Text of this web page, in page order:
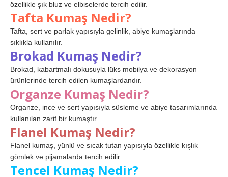
özellikle şık bluz ve elbiselerde tercih edilir.
Tafta Kumaş Nedir?
Tafta, sert ve parlak yapısıyla gelinlik, abiye kumaşlarında
sıklıkla kullanılır.
Brokad Kumaş Nedir?
Brokad, kabartmalı dokusuyla lüks mobilya ve dekorasyon
ürünlerinde tercih edilen kumaşlardandır.
Organze Kumaş Nedir?
Organze, ince ve sert yapısıyla süsleme ve abiye tasarımlarında
kullanılan zarif bir kumaştır.
Flanel Kumaş Nedir?
Flanel kumaş, yünlü ve sıcak tutan yapısıyla özellikle kışlık
gömlek ve pijamalarda tercih edilir.
Tencel Kumaş Nedir?